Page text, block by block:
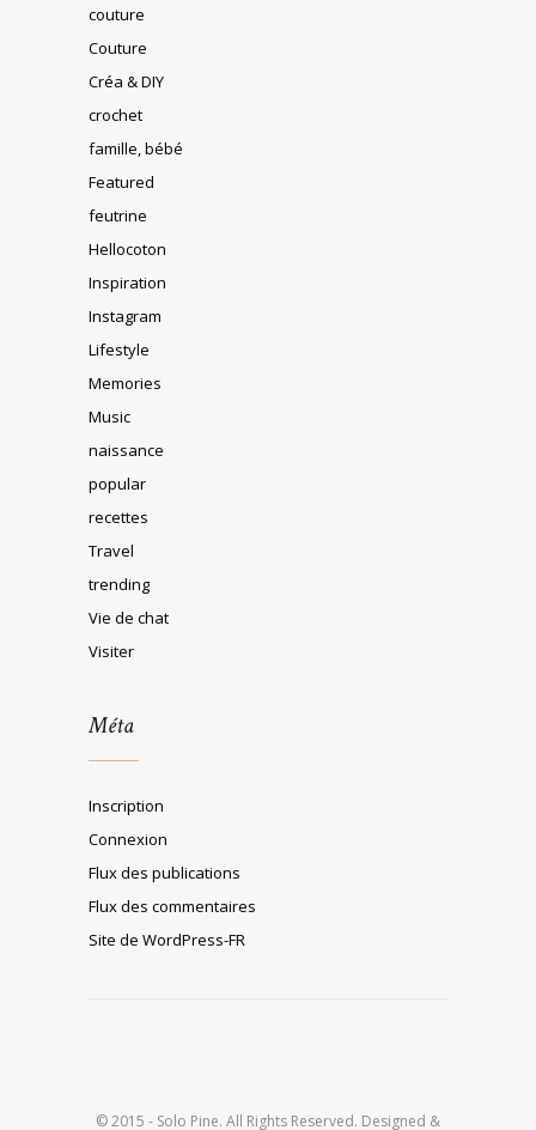
couture
Couture
Créa & DIY
crochet
famille, bébé
Featured
feutrine
Hellocoton
Inspiration
Instagram
Lifestyle
Memories
Music
naissance
popular
recettes
Travel
trending
Vie de chat
Visiter
Méta
Inscription
Connexion
Flux des publications
Flux des commentaires
Site de WordPress-FR
© 2015 - Solo Pine. All Rights Reserved. Designed &